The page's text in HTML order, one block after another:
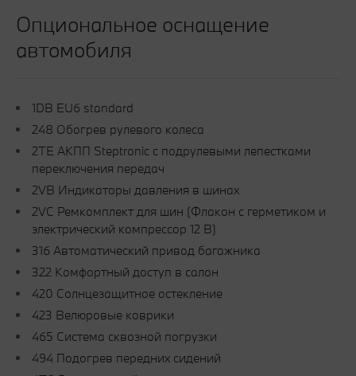
Опциональное оснащение
автомобиля
1DB EU6 standard
248 Обогрев рулевого колеса
2TE АКПП Steptronic с подрулевыми лепестками
переключения передач
2VB Индикаторы давления в шинах
2VC Ремкомплект для шин (Флакон с герметиком и
электрический компрессор 12 В)
316 Автоматический привод багажника
322 Комфортный доступ в салон
420 Солнцезащитное остекление
423 Велюровые коврики
465 Система сквозной погрузки
494 Подогрев передних сидений